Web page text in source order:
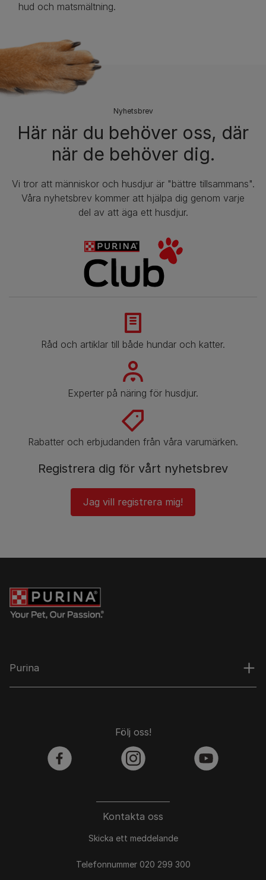
hud och matsmältning.
Nyhetsbrev​
Här när du behöver oss, där
när de behöver dig.
Vi tror att människor och husdjur är "bättre tillsammans".
Våra nyhetsbrev kommer att hjälpa dig genom varje
del av att äga ett husdjur.
Råd och artiklar till både hundar och katter.
Experter på näring för husdjur.
Rabatter och erbjudanden från våra varumärken.
Registrera dig för vårt nyhetsbrev
Jag vill registrera mig!
Purina
Kontakta oss
Skicka ett meddelande
Telefonnummer 020 299 300
Följ oss!
facebook instagram youtube